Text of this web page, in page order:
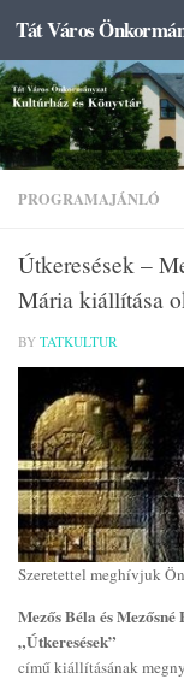
Skip to content
PROGRAMAJÁNLÓ
Útkeresések –
Mária kiállítása
BY TATKULTUR
Szeretettel meghívjuk
Mezős Béla és
„Útkeresések”
című kiállításának